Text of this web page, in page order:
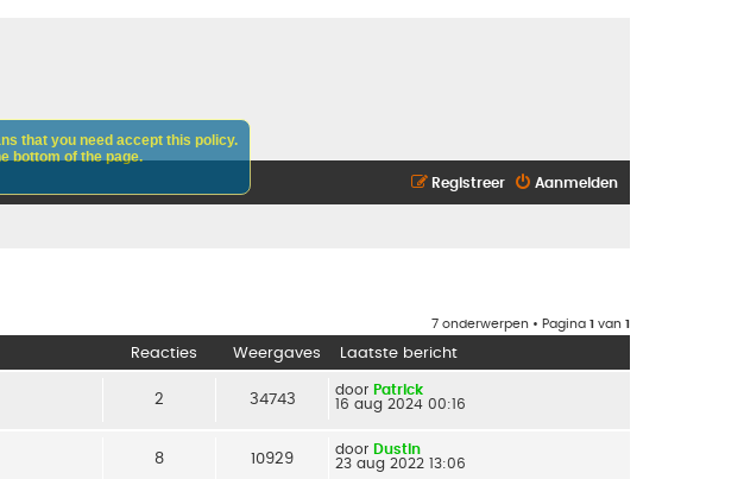
Aanmelden
Registreer
7 onderwerpen • Pagina 1 van 1
Reacties Weergaves Laatste bericht
2 34743
door Patrick
16 aug 2024 00:16
8 10929
door Dustin
23 aug 2022 13:06
that you need accept this policy.
bottom of the page.